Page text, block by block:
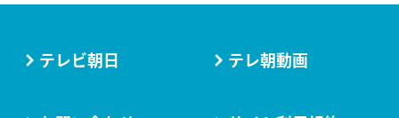
テレビ朝日 テレ朝動画